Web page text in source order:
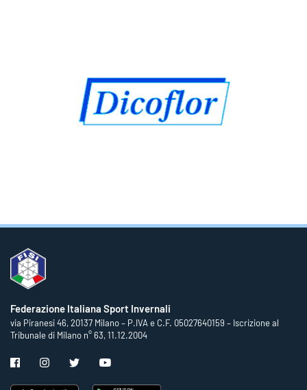
Federazione Italiana Sport Invernali
via Piranesi 46, 20137 Milano – P.IVA e C.F. 05027640159 – Iscrizione al
Tribunale di Milano n° 63, 11.12.2004